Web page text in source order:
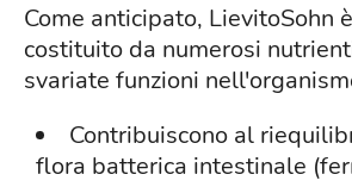
Come anticipato, LievitoSohn
costituito da numerosi
svariate funzioni
Contribuiscono al
flora batterica intestinale